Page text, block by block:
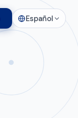
Español